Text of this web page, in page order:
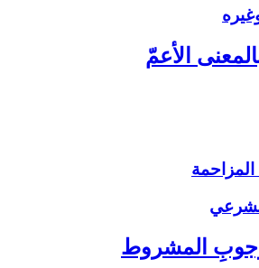
الأعمّ‏
الشرعي
المشروط